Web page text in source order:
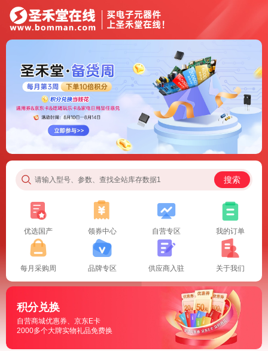
请输入型号、参数、查找全站库存数据1 搜索
优选国产 领券中心 自营专区 我的订单
每月采购周 品牌专区 供应商入驻 关于我们
积分兑换
自营商城优惠券、京东E卡
2000多个大牌实物礼品免费换